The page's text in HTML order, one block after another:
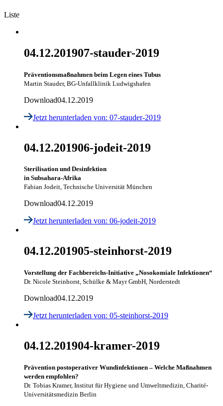
Liste
04.12.201907-stauder-2019
Präventionsmaßnahmen beim Legen eines Tubus
Martin Stauder, BG-Unfallklinik Ludwigshafen
Download04.12.2019
Jetzt herunterladen von: 07-stauder-2019
04.12.201906-jodeit-2019
Sterilisation und Desinfektion
in Subsahara-Afrika
Fabian Jodeit, Technische Universität München
Download04.12.2019
Jetzt herunterladen von: 06-jodeit-2019
04.12.201905-steinhorst-2019
Vorstellung der Fachbereichs-Initiative „Nosokomiale Infektionen“
Dr. Nicole Steinhorst, Schülke & Mayr GmbH, Norderstedt
Download04.12.2019
Jetzt herunterladen von: 05-steinhorst-2019
04.12.201904-kramer-2019
Prävention postoperativer Wundinfektionen – Welche Maßnahmen
werden empfohlen?
Dr. Tobias Kramer, Institut für Hygiene und Umweltmedizin, Charité-
Universitätsmedizin Berlin